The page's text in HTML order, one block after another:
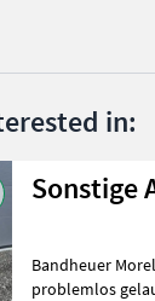
in:
Sonstige
Bandheuer
problemlos